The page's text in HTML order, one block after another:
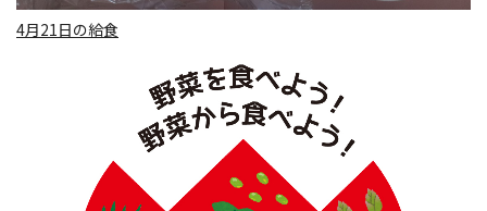
4月21日の給食